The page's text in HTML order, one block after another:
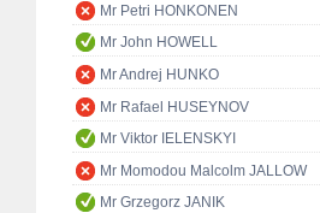
Mr Petri HONKONEN
Mr John HOWELL
Mr Andrej HUNKO
Mr Rafael HUSEYNOV
Mr Viktor IELENSKYI
Mr Momodou Malcolm JALLOW
Mr Grzegorz JANIK